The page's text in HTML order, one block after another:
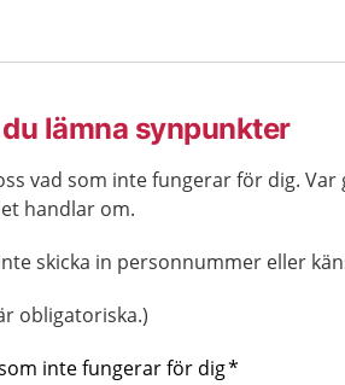
lämna synpunkter
vad som inte fungerar för dig.
handlar om.
skicka in personnummer eller
obligatoriska.)
inte fungerar för dig